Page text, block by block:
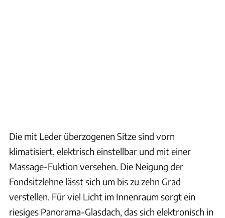
Die mit Leder überzogenen Sitze sind vorn
klimatisiert, elektrisch einstellbar und mit einer
Massage-Fuktion versehen. Die Neigung der
Fondsitzlehne lässt sich um bis zu zehn Grad
verstellen. Für viel Licht im Innenraum sorgt ein
riesiges Panorama-Glasdach, das sich elektronisch in